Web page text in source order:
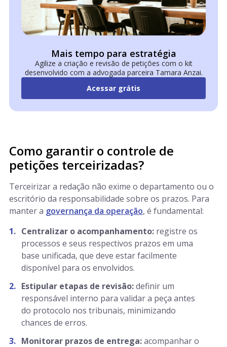
Mais tempo para estratégia
Agilize a criação e revisão de petições com o kit
desenvolvido com a advogada parceira Tamara Anzai.
Acessar grátis
Como garantir o controle de
petições terceirizadas?
Terceirizar a redação não exime o departamento ou o
escritório da responsabilidade sobre os prazos. Para
manter a governança da operação, é fundamental:
Centralizar o acompanhamento: registre os
processos e seus respectivos prazos em uma
base unificada, que deve estar facilmente
disponível para os envolvidos.
Estipular etapas de revisão:definir um
responsável interno para validar a peça antes
do protocolo nos tribunais, minimizando
chances de erros.
Monitorar prazos de entrega:acompanhar o